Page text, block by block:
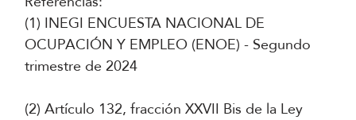
(1) INEGI ENCUESTA NACIONAL DE
OCUPACIÓN Y EMPLEO (ENOE) - Segundo
trimestre de 2024
(2) Artículo 132, fracción XXVII Bis de la Ley